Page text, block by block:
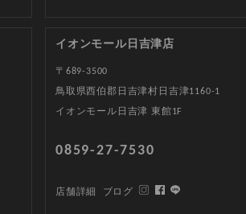
イオンモール日吉津店
〒689-3500
鳥取県西伯郡日吉津村日吉津1160-1
イオンモール日吉津 東館1F
0859-27-7530
店舗詳細 ブログ